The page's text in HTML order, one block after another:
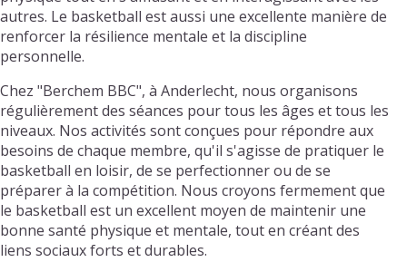
autres. Le basketball est aussi une excellente manière de
renforcer la résilience mentale et la discipline
personnelle.
Chez "Berchem BBC", à Anderlecht, nous organisons
régulièrement des séances pour tous les âges et tous les
niveaux. Nos activités sont conçues pour répondre aux
besoins de chaque membre, qu'il s'agisse de pratiquer le
basketball en loisir, de se perfectionner ou de se
préparer à la compétition. Nous croyons fermement que
le basketball est un excellent moyen de maintenir une
bonne santé physique et mentale, tout en créant des
liens sociaux forts et durables.